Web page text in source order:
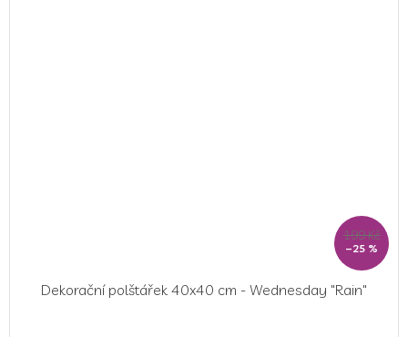
199 Kč
–25 %
Dekorační polštářek 40x40 cm - Wednesday "Rain"